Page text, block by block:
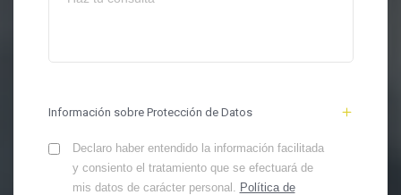
Información sobre Protección de Datos
Declaro haber entendido la información facilitada
y consiento el tratamiento que se efectuará de
mis datos de carácter personal. Política de